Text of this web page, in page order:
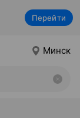
Перейти
Минск